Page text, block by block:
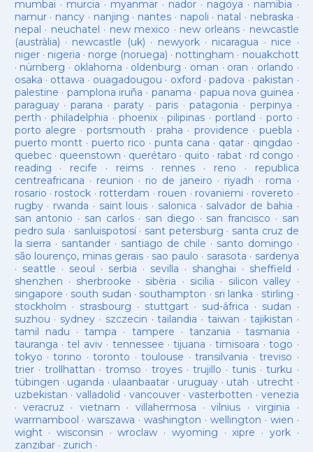
mumbai · murcia · myanmar· nador · nagoya · namibia ·
namur· nancy · nanjing · nantes · napoli · natal · nebraska ·
nepal · neuchatel · new mexico · new orleans· newcastle
(austràlia) · newcastle (uk) · newyork· nicaragua · nice ·
niger· nigeria · norge (noruega) · nottingham · nouakchott
· nürnberg · oklahoma · oldenburg · oman · oran · orlando ·
osaka · ottawa · ouagadougou · oxford ·padova ·pakistan ·
palestine · pamplona iruña · panama · papua nova guinea ·
paraguay· parana ·paraty · paris·patagonia · perpinya ·
perth ·philadelphia · phoenix·pilipinas ·portland · porto ·
porto alegre ·portsmouth ·praha · providence ·puebla ·
puerto montt· puerto rico ·punta cana · qatar · qingdao ·
quebec· queenstown · querétaro · quito · rabat · rd congo ·
reading · recife · reims· rennes · reno · republica
centreafricana · reunion · rio de janeiro · riyadh · roma ·
rosario · rostock · rotterdam · rouen · rovaniemi · rovereto ·
rugby· rwanda · saint louis · salonica · salvador de bahia ·
san antonio · san carlos· san diego · san francisco · san
pedro sula · sanluispotosí· sant petersburg · santa cruz de
la sierra · santander · santiago de chile · santo domingo ·
são lourenço, minas gerais · sao paulo · sarasota · sardenya
· seattle · seoul · serbia · sevilla · shanghai · sheffield ·
shenzhen · sherbrooke · sibèria · sicilia · silicon valley ·
singapore · south sudan · southampton · sri lanka · stirling ·
stockholm · strasbourg · stuttgart· sud-âfrica · sudan ·
suzhou · sydney · szczecin ·tailandia ·taiwan · tajikistan ·
tamil nadu ·tampa · tampere · tanzania ·tasmania ·
tauranga ·tel aviv· tennessee ·tijuana ·timisoara ·togo ·
tokyo ·torino ·toronto ·toulouse ·transilvania ·treviso ·
trier· trollhattan · tromso · troyes·trujillo ·tunis ·turku ·
tübingen · uganda · ulaanbaatar · uruguay · utah · utrecht ·
uzbekistan · valladolid · vancouver· vasterbotten · venezia
· veracruz · vietnam · villahermosa ·vilnius ·virginia ·
warrnambool ·warszawa ·washington · wellington · wien ·
wight· wisconsin ·wroclaw · wyoming ·xipre · york·
zanzibar· zurich ·